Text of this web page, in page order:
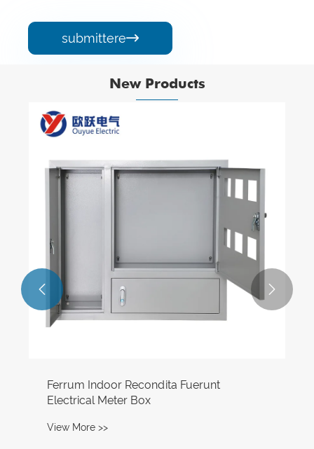
submittere
New Products
Ferrum Indoor Recondita Fuerunt
Electrical Meter Box
View More >>
 